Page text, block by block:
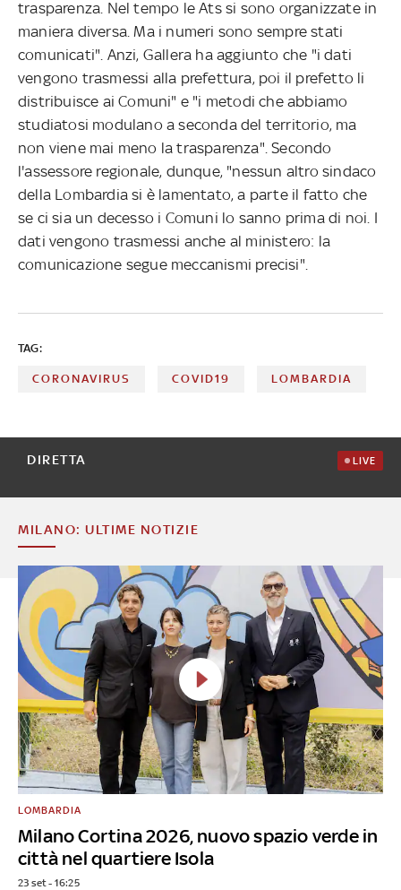
trasparenza. Nel tempo le Ats si sono organizzate in
maniera diversa. Ma i numeri sono sempre stati
comunicati". Anzi, Gallera ha aggiunto che "i dati
vengono trasmessi alla prefettura, poi il prefetto li
distribuisce ai Comuni" e "i metodi che abbiamo
studiatosi modulano a seconda del territorio, ma
non viene mai meno la trasparenza". Secondo
l'assessore regionale, dunque, "nessun altro sindaco
della Lombardia si è lamentato, a parte il fatto che
se ci sia un decesso i Comuni lo sanno prima di noi. I
dati vengono trasmessi anche al ministero: la
comunicazione segue meccanismi precisi".
TAG:
CORONAVIRUS COVID19 LOMBARDIA
DIRETTA LIVE
MILANO: ULTIME NOTIZIE
Milano Cortina 2026, nuovo spazio verde in
città nel quartiere Isola
LOMBARDIA
23 set - 16:25